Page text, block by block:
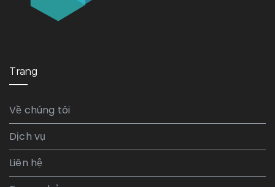
Trang
Về chúng tôi
Dịch vụ
Liên hệ